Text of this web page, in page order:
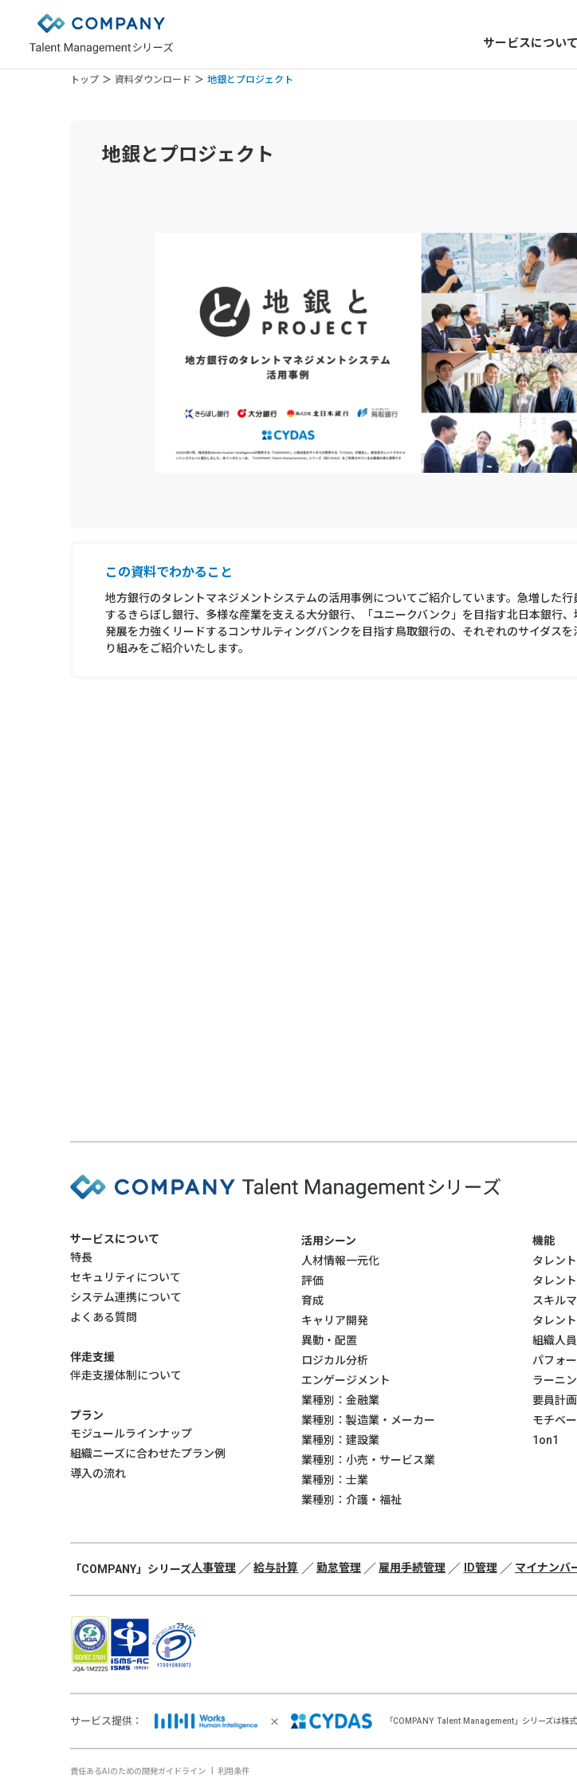
サービスについて
システム連携について
業種別：建設業
トップ 資料ダウンロード 地銀とプロジェクト
地銀とプロジェクト
この資料でわかること
地方銀行のタレントマネジメントシステムの活用事例についてご紹介しています。急増した行
するきらぼし銀行、多様な産業を支える大分銀行、「ユニークバンク」を目指す北日本銀行、
発展を力強くリードするコンサルティングバンクを目指す鳥取銀行の、それぞれのサイダスを
り組みをご紹介いたします。
サービスについて
特長
セキュリティについて
システム連携について
よくある質問
伴走支援
伴走支援体制について
プラン
モジュールラインナップ
組織ニーズに合わせたプラン例
導入の流れ
活用シーン
人材情報一元化
評価
育成
キャリア開発
異動・配置
ロジカル分析
エンゲージメント
業種別：金融業
業種別：製造業・メーカー
業種別：建設業
業種別：小売・サービス業
業種別：士業
業種別：介護・福祉
機能
タレン
タレン
スキル
タレン
組織人
パフォ
ラーニ
要員計画
モチベ
1on1
「COMPANY」シリーズ人事管理 給与計算 勤怠管理 雇用手続管理 ID管理 マイナンバ
サービス提供： × 「COMPANY Talent Management」シリーズは株
責任あるAIのための開発ガイドライン 利用条件